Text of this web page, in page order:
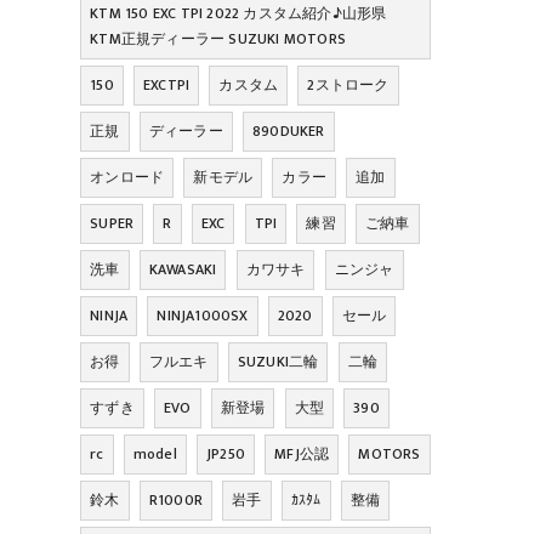
KTM 150 EXC TPI 2022 カスタム紹介♪山形県
KTM正規ディーラー SUZUKI MOTORS
150
EXCTPI カスタム
2ストローク
正規
ディーラー
890DUKER
オンロード
新モデル カラー
追加
SUPER
R EXC TPI 練習
ご納車
洗車
KAWASAKI カワサキ
ニンジャ
NINJA
NINJA1000SX 2020
セール
お得
フルエキ SUZUKI二輪
二輪
すずき
EVO 新登場 大型
390
rc
model JP250 MFJ公認
MOTORS
鈴木
R1000R 岩手 ｶｽﾀﾑ
整備